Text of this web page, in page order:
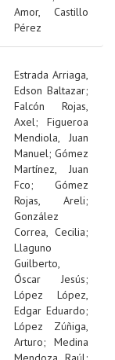
Amor, Castillo
Pérez
Estrada Arriaga,
Edson Baltazar;
Falcón Rojas,
Axel; Figueroa
Mendiola, Juan
Manuel; Gómez
Martínez, Juan
Fco; Gómez
Rojas, Areli;
González
Correa, Cecilia;
Llaguno
Guilberto,
Óscar Jesús;
López López,
Edgar Eduardo;
López Zúñiga,
Arturo; Medina